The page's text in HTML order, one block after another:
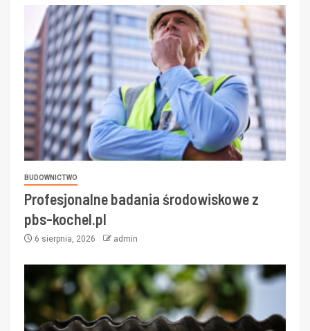
BUDOWNICTWO
Profesjonalne badania środowiskowe z
pbs-kochel.pl
6 sierpnia, 2026 admin